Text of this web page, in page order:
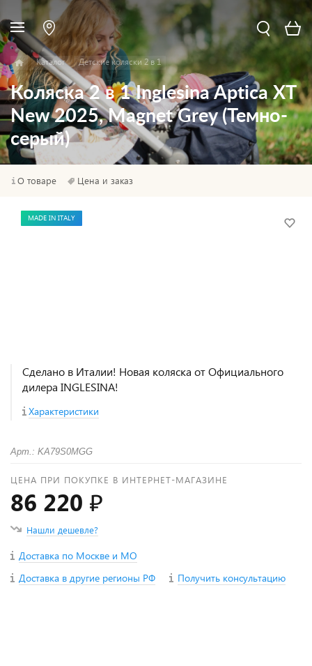
Каталог Детские коляски 2 в 1
Коляска 2 в 1 Inglesina Aptica XT
New 2025, Magnet Grey (Темно-
серый)
О товаре Цена и заказ
MADE IN ITALY
Сделано в Италии! Новая коляска от Официального
дилера INGLESINA!
Характеристики
Арт.: KA79S0MGG
ЦЕНА ПРИ ПОКУПКЕ В ИНТЕРНЕТ-МАГАЗИНЕ
86 220 ₽
Нашли дешевле?
Доставка по Москве и МО
Доставка в другие регионы РФ
Получить консультацию